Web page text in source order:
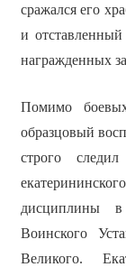
сражался его
и
награжденных
Помимо
образцовый
строго
дисциплины
Воинского
Великого.